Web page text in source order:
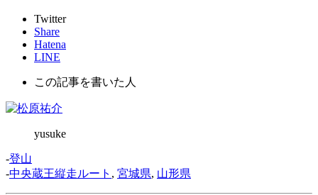
Twitter
Share
Hatena
LINE
この記事を書いた人
yusuke
-登山
-中央蔵王縦走ルート , 宮城県, 山形県